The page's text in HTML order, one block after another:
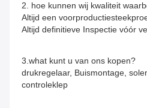
2. hoe kunnen wij kwaliteit
Altijd een
Altijd definitieve Inspectie vóór
3.what kunt u van ons kopen?
drukregelaar, Buismontage,
controleklep